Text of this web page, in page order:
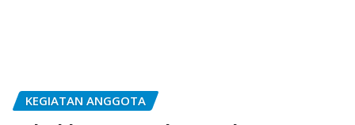
KEGIATAN ANGGOTA